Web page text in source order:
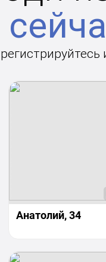
Анатолий, 34